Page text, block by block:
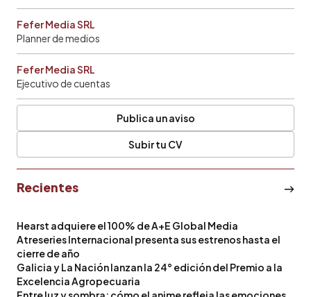
Fefer Media SRL
Planner de medios
Fefer Media SRL
Ejecutivo de cuentas
Publica un aviso
Subir tu CV
Recientes
Hearst adquiere el 100% de A+E Global Media
Atreseries Internacional presenta sus estrenos hasta el
cierre de año
Galicia y La Nación lanzan la 24° edición del Premio a la
Excelencia Agropecuaria